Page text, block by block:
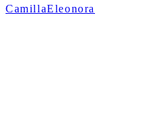
CamillaEleonora